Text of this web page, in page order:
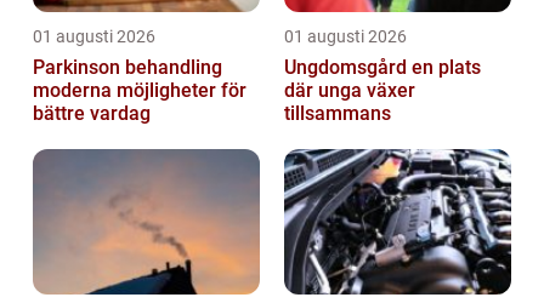
01 augusti 2026
Parkinson behandling
moderna möjligheter för
bättre vardag
01 augusti 2026
Ungdomsgård en plats
där unga växer
tillsammans